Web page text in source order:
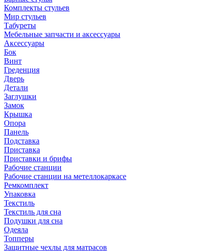
Комплекты стульев
Мир стульев
Табуреты
Мебельные запчасти и аксессуары
Аксессуары
Бок
Винт
Греденция
Дверь
Детали
Заглушки
Замок
Крышка
Опора
Панель
Подставка
Приставка
Приставки и брифы
Рабочие станции
Рабочие станции на метеллокаркасе
Ремкомплект
Упаковка
Текстиль
Текстиль для сна
Подушки для сна
Одеяла
Топперы
Защитные чехлы для матрасов